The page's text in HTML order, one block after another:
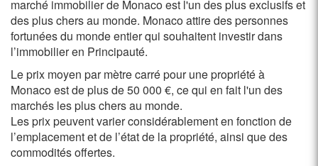
marché immobilier de Monaco est l'un des plus exclusifs et
des plus chers au monde. Monaco attire des personnes
fortunées du monde entier qui souhaitent investir dans
l’immobilier en Principauté.
Le prix moyen par mètre carré pour une propriété à
Monaco est de plus de 50 000 €, ce qui en fait l'un des
marchés les plus chers au monde.
Les prix peuvent varier considérablement en fonction de
l’emplacement et de l’état de la propriété, ainsi que des
commodités offertes.